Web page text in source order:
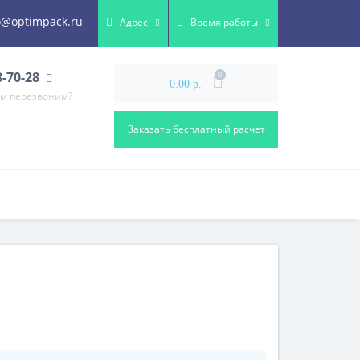
Адрес Время работы
70-28
перезвоним?
0.00 р.
0
Заказать бесплатный расчет